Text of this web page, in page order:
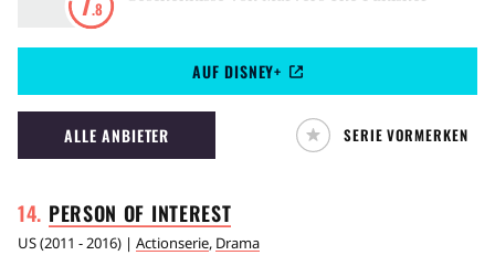
.8
verkörperte Frank Castle, besser bekannt als
titelgebender Punisher. Diesem wurden die
wichtigsten Dinge seines Lebens genommen.
Nun befindet er sich auf dem Pfad der
Vergeltung, den er bereits im Rahmen der 2.
AUF DISNEY+
ALLE ANBIETER SERIE VORMERKEN
PERSON OF INTEREST
US(2011 - 2016) | Actionserie, Drama